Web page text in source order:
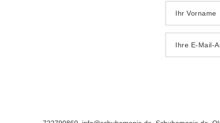
Ihr Vorname
Ihre E-Mail-